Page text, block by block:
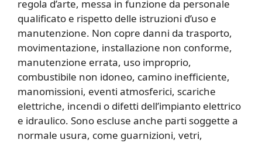
regola d’arte, messa in funzione da personale
qualificato e rispetto delle istruzioni d’uso e
manutenzione. Non copre danni da trasporto,
movimentazione, installazione non conforme,
manutenzione errata, uso improprio,
combustibile non idoneo, camino inefficiente,
manomissioni, eventi atmosferici, scariche
elettriche, incendi o difetti dell’impianto elettrico
e idraulico. Sono escluse anche parti soggette a
normale usura, come guarnizioni, vetri,